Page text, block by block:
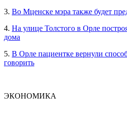
3. Во Мценске мэра также будет
4. На улице Толстого в Орле
дома
5. В Орле пациентке вернули
говорить
ЭКОНОМИКА